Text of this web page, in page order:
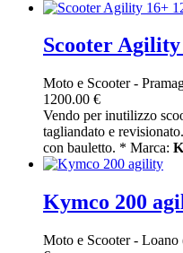
Scooter Agility
Moto e Scooter-
1200.00 €
Vendo per inutilizzo
tagliandato e
con bauletto. * Marca:
Kymco 200
Moto e Scooter- Loano